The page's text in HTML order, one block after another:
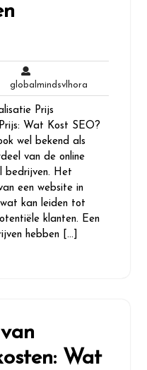
globalmindsvlhora
Prijs
Wat Kost SEO?
wel bekend als
van de online
bedrijven. Het
een website in
wat kan leiden tot
klanten. Een
hebben […]
Wat